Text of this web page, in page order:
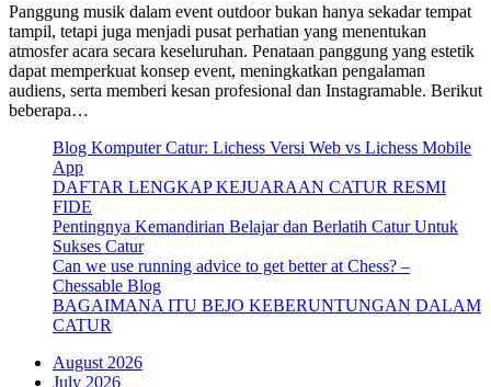
Panggung musik dalam event outdoor bukan hanya sekadar tempat
tampil, tetapi juga menjadi pusat perhatian yang menentukan
atmosfer acara secara keseluruhan. Penataan panggung yang estetik
dapat memperkuat konsep event, meningkatkan pengalaman
audiens, serta memberi kesan profesional dan Instagramable. Berikut
beberapa…
Blog Komputer Catur: Lichess Versi Web vs Lichess Mobile
App
DAFTAR LENGKAP KEJUARAAN CATUR RESMI
FIDE
Pentingnya Kemandirian Belajar dan Berlatih Catur Untuk
Sukses Catur
Can we use running advice to get better at Chess? –
Chessable Blog
BAGAIMANA ITU BEJO KEBERUNTUNGAN DALAM
CATUR
August 2026
July 2026